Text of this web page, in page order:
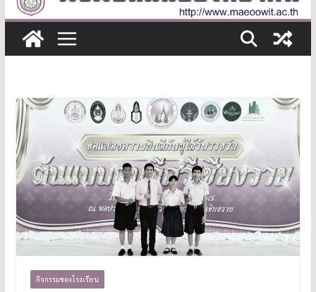
ประกาศรับสมัครนักเรียน
กิจกรรมของโรงเรียน